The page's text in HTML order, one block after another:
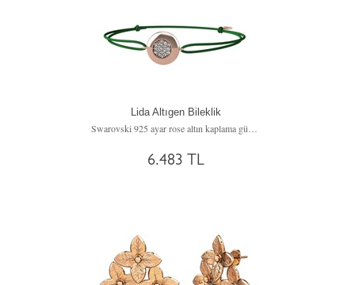
Lida Altıgen Bileklik
6.483 TL